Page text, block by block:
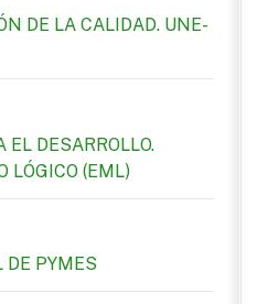
DE LA CALIDAD. UNE-
EL DESARROLLO.
LÓGICO (EML)
DE PYMES